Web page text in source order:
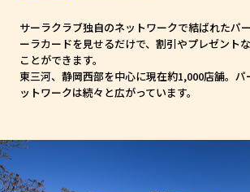
サーラクラブ独自のネットワークで結ばれたパ
ーラカードを見せるだけで、割引やプレゼント
ことができます。
東三河、静岡西部を中心に現在約1,000店舗。
ットワークは続々と広がっています。